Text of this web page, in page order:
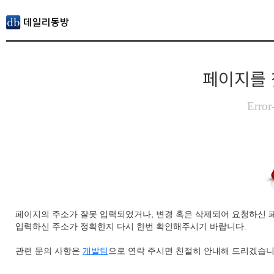
페이지를
페이지의 주소가 잘못 입력되었거나, 변경 혹은 삭제되어 요청하신
입력하신 주소가 정확한지 다시 한번 확인해주시기 바랍니다.
관련 문의 사항은 개발팀 으로 연락 주시면 친절히 안내해 드리겠습